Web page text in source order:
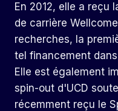
En 2012, elle a reçu
de carrière
recherches, la
tel financement
Elle est également
spin-out d'UCD
récemment reçu le